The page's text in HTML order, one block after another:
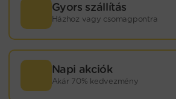
Gyors szállítás
Házhoz vagy csomagpontra
Napi akciók
Akár 70% kedvezmény